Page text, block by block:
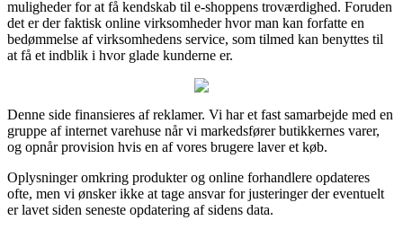
muligheder for at få kendskab til e-shoppens troværdighed. Foruden
det er der faktisk online virksomheder hvor man kan forfatte en
bedømmelse af virksomhedens service, som tilmed kan benyttes til
at få et indblik i hvor glade kunderne er.
Denne side finansieres af reklamer. Vi har et fast samarbejde med en
gruppe af internet varehuse når vi markedsfører butikkernes varer,
og opnår provision hvis en af vores brugere laver et køb.
Oplysninger omkring produkter og online forhandlere opdateres
ofte, men vi ønsker ikke at tage ansvar for justeringer der eventuelt
er lavet siden seneste opdatering af sidens data.